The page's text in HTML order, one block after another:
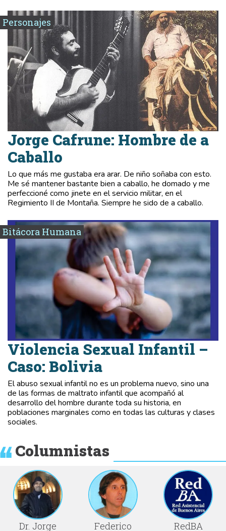
Personajes
Jorge Cafrune: Hombre de a
Caballo
Lo que más me gustaba era arar. De niño soñaba con esto.
Me sé mantener bastante bien a caballo, he domado y me
perfeccioné como jinete en el servicio militar, en el
Regimiento II de Montaña. Siempre he sido de a caballo.
Bitácora Humana
Violencia Sexual Infantil –
Caso: Bolivia
El abuso sexual infantil no es un problema nuevo, sino una
de las formas de maltrato infantil que acompañó al
desarrollo del hombre durante toda su historia, en
poblaciones marginales como en todas las culturas y clases
sociales.
Columnistas
Dr. Jorge
Federico
RedBA